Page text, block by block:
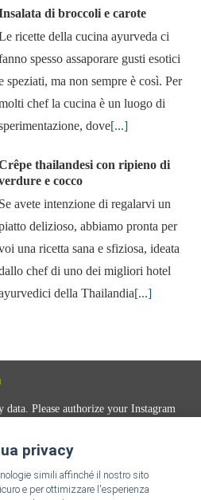
di broccoli e carote
ricette della cucina ayurveda ci
spesso assaporare gusti esotici
speziati, ma non sempre è così. Per
chef la cucina è un luogo di
dove[...]
thailandesi con ripieno di
e cocco
Se avete intenzione di regalarvi un
delizioso, abbiamo pronta per
una ricetta sana e sfiziosa, ideata
chef di uno dei migliori hotel
della Thailandia[...]
data. Please authorize your Instagram
privacy
simili affinché il nostro sito
e per ottimizzare l'esperienza